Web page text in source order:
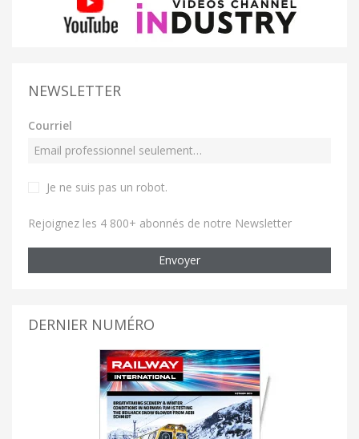
NEWSLETTER
Courriel
Je ne suis pas un robot.
Rejoignez les 4 800+ abonnés de notre Newsletter
Envoyer
DERNIER NUMÉRO